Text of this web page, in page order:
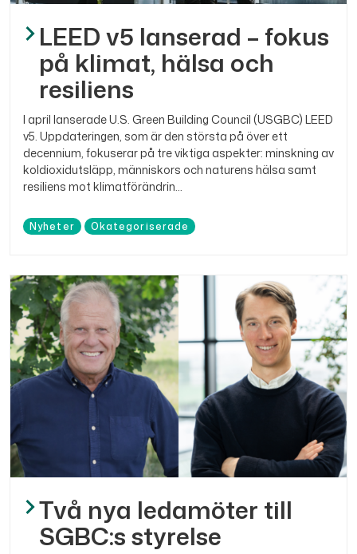
LEED v5 lanserad – fokus
på klimat, hälsa och
resiliens
I april lanserade U.S. Green Building Council (USGBC) LEED
v5. Uppdateringen, som är den största på över ett
decennium, fokuserar på tre viktiga aspekter: minskning av
koldioxidutsläpp, människors och naturens hälsa samt
resiliens mot klimatförändrin...
Nyheter Okategoriserade
Två nya ledamöter till
SGBC:s styrelse